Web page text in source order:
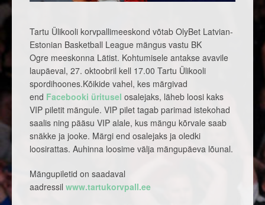
Tartu Ülikooli korvpallimeeskond võtab OlyBet Latvian-
Estonian Basketball League mängus vastu BK
Ogre meeskonna Lätist. Kohtumisele antakse avavile
laupäeval, 27. oktoobril kell 17.00 Tartu Ülikooli
spordihoones.Kõikide vahel, kes märgivad
end Facebooki üritusel osalejaks, läheb loosi kaks
VIP piletit mängule. VIP pilet tagab parimad istekohad
saalis ning pääsu VIP alale, kus mängu kõrvale saab
snäkke ja jooke. Märgi end osalejaks ja oledki
loosirattas. Auhinna loosime välja mängupäeva lõunal.
Mängupiletid on saadaval
aadressil www.tartukorvpall.ee